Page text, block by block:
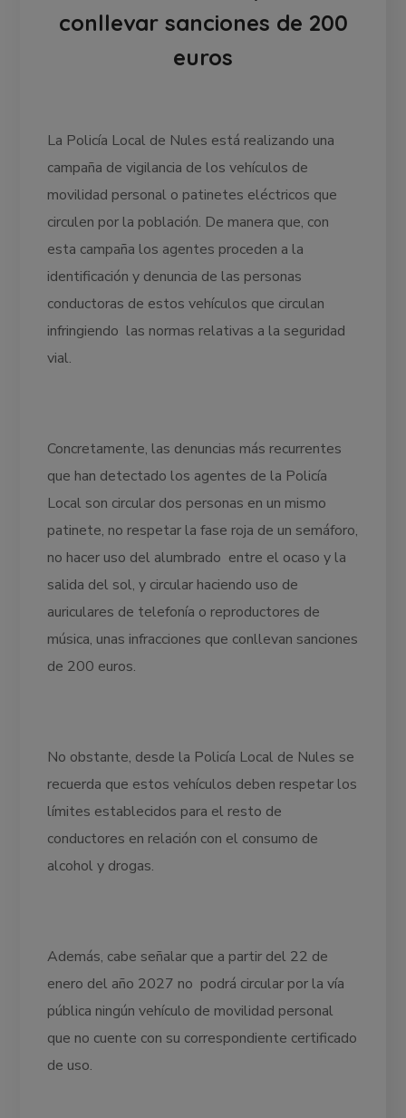
conllevar sanciones de 200
euros
La Policía Local de Nules está realizando una
campaña de vigilancia de los vehículos de
movilidad personal o patinetes eléctricos que
circulen por la población. De manera que, con
esta campaña los agentes proceden a la
identificación y denuncia de las personas
conductoras de estos vehículos que circulan
infringiendo las normas relativas a la seguridad
vial.
Concretamente, las denuncias más recurrentes
que han detectado los agentes de la Policía
Local son circular dos personas en un mismo
patinete, no respetar la fase roja de un semáforo,
no hacer uso del alumbrado entre el ocaso y la
salida del sol, y circular haciendo uso de
auriculares de telefonía o reproductores de
música, unas infracciones que conllevan sanciones
de 200 euros.
No obstante, desde la Policía Local de Nules se
recuerda que estos vehículos deben respetar los
límites establecidos para el resto de
conductores en relación con el consumo de
alcohol y drogas.
Además, cabe señalar que a partir del 22 de
enero del año 2027 no podrá circular por la vía
pública ningún vehículo de movilidad personal
que no cuente con su correspondiente certificado
de uso.